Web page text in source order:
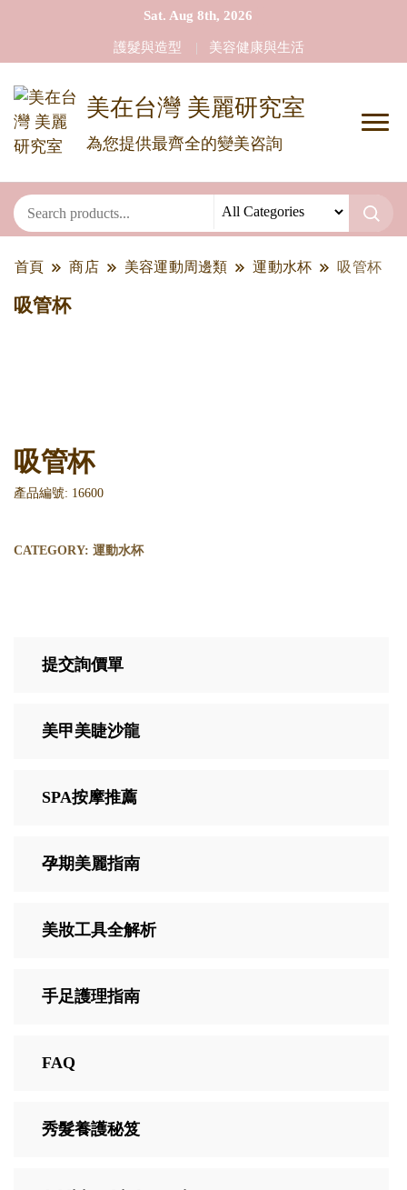
Sat. Aug 8th, 2026
護髮與造型 美容健康與生活
美在台灣 美麗研究室
為您提供最齊全的變美咨詢
首頁 商店 美容運動周邊類 運動水杯 吸管杯
吸管杯
吸管杯
產品編號: 16600
CATEGORY: 運動水杯
提交詢價單
美甲美睫沙龍
SPA按摩推薦
孕期美麗指南
美妝工具全解析
手足護理指南
FAQ
秀髮養護秘笈